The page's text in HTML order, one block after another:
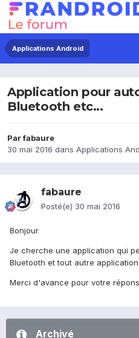
Applications Android
Application pour
Bluetooth etc...
Parfabaure
30 mai 2016 dans Applications
fabaure
Posté(e) 30 mai 2016
Bonjour
Je cherche une application qui
Bluetooth et tout autre
Merci d'avance pour votre
Archivé